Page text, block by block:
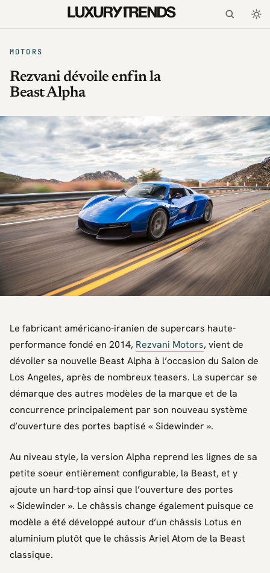
MOTORS
Rezvani dévoile enfin la
Beast Alpha
Le fabricant américano-iranien de supercars haute-
performance fondé en 2014, Rezvani Motors, vient de
dévoiler sa nouvelle Beast Alpha à l’occasion du Salon de
Los Angeles, après de nombreux teasers. La supercar se
démarque des autres modèles de la marque et de la
concurrence principalement par son nouveau système
d’ouverture des portes baptisé « Sidewinder ».
Au niveau style, la version Alpha reprend les lignes de sa
petite soeur entièrement configurable, la Beast, et y
ajoute un hard-top ainsi que l’ouverture des portes
« Sidewinder ». Le châssis change également puisque ce
modèle a été développé autour d’un châssis Lotus en
aluminium plutôt que le châssis Ariel Atom de la Beast
classique.